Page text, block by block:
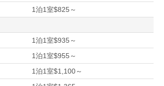
1泊1室$825～
1泊1室$935～
1泊1室$955～
1泊1室$1,100～